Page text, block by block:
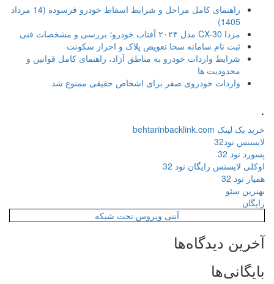
راهنمای کامل مراحل و شرایط اسقاط خودرو فرسوده (14 مرداد
1405)
مزدا CX-30 مدل ۲۰۲۴ آفتاب خودرو؛ بررسی و مشخصات فنی
ثبت نام سامانه سخا تعویض پلاک و احراز سکونت
شرایط واردات خودرو به مناطق آزاد، راهنمای کامل قوانین و
محدودیت ها
واردات خودروی صفر برای اشخاص حقیقی ممنوع شد
خرید بک لینک behtarinbacklink.com
لایسنس نود32
پسورد نود 32
اوکلی لایسنس رایگان نود 32
همیار نود 32
بهترین سئو
رایگان
آنتی ویروس تحت شبکه
آخرین دیدگاه‌ها
بایگانی‌ها